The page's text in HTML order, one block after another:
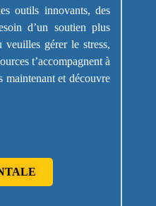
outils innovants, des
d’un soutien plus
gérer le stress,
t’accompagnent à
maintenant et découvre